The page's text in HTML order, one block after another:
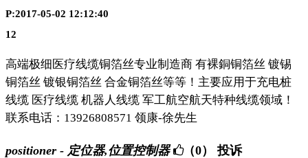
P:2017-05-02 12:12:40
12
高端极细医疗线缆铜箔丝专业制造商 有裸銅铜箔丝 镀锡
铜箔丝 镀银铜箔丝 合金铜箔丝等等！主要应用于充电桩
线缆 医疗线缆 机器人线缆 军工航空航天特种线缆领域！
联系电话：13926808571 领康-徐先生
positioner - 定位器,位置控制器 （0） 投诉